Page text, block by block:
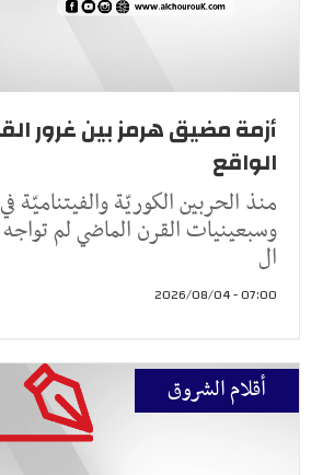
أزمة مضيق هرمز بين غرور
الواقع
منذ الحربين الكوريّة
وسبعينيات القرن الماضي لم تواجه
ال
07:00 - 2026/08/04
أقلام الشروق